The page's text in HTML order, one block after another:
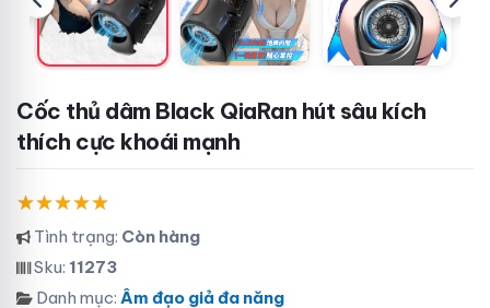
Cốc thủ dâm Black QiaRan hút sâu kích
thích cực khoái mạnh
Tình trạng: Còn hàng
Sku: 11273
Danh mục: Âm đạo giả đa năng